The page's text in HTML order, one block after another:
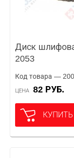
Диск
2053
Код товара —
ЦЕНА 82 РУБ.
КУПИТЬ